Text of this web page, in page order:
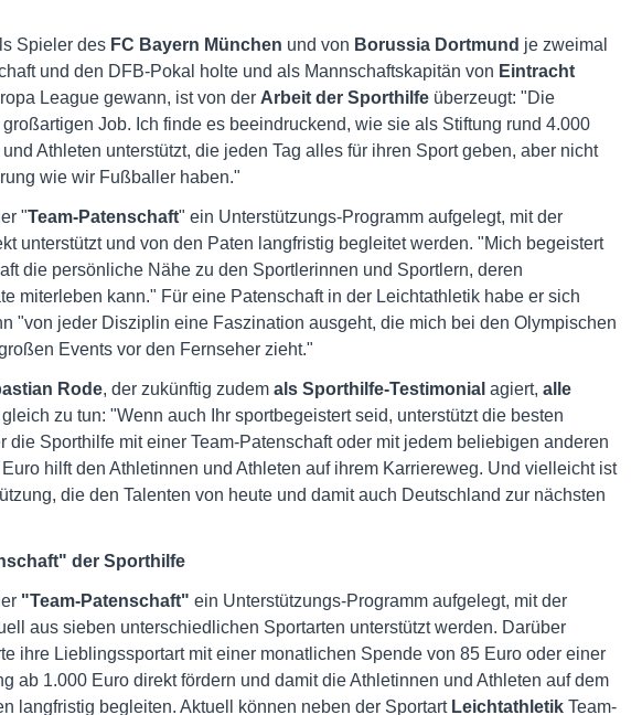
Spieler des FC Bayern München und von Borussia Dortmund je zweimal
und den DFB-Pokal holte und als Mannschaftskapitän von Eintracht
League gewann, ist von der Arbeit der Sporthilfe überzeugt: "Die
Job. Ich finde es beeindruckend, wie sie als Stiftung rund 4.000
Athleten unterstützt, die jeden Tag alles für ihren Sport geben, aber nicht
wie wir Fußballer haben."
"Team-Patenschaft" ein Unterstützungs-Programm aufgelegt, mit der
unterstützt und von den Paten langfristig begleitet werden. "Mich begeistert
die persönliche Nähe zu den Sportlerinnen und Sportlern, deren
miterleben kann." Für eine Patenschaft in der Leichtathletik habe er sich
"von jeder Disziplin eine Faszination ausgeht, die mich bei den Olympischen
Events vor den Fernseher zieht."
Rode, der zukünftig zudem als Sporthilfe-Testimonial agiert, alle
zu tun: "Wenn auch Ihr sportbegeistert seid, unterstützt die besten
die Sporthilfe mit einer Team-Patenschaft oder mit jedem beliebigen anderen
hilft den Athletinnen und Athleten auf ihrem Karriereweg. Und vielleicht ist
die den Talenten von heute und damit auch Deutschland zur nächsten
der Sporthilfe
"Team-Patenschaft" ein Unterstützungs-Programm aufgelegt, mit der
aus sieben unterschiedlichen Sportarten unterstützt werden. Darüber
ihre Lieblingssportart mit einer monatlichen Spende von 85 Euro oder einer
ab 1.000 Euro direkt fördern und damit die Athletinnen und Athleten auf dem
langfristig begleiten. Aktuell können neben der Sportart Leichtathletik Team-